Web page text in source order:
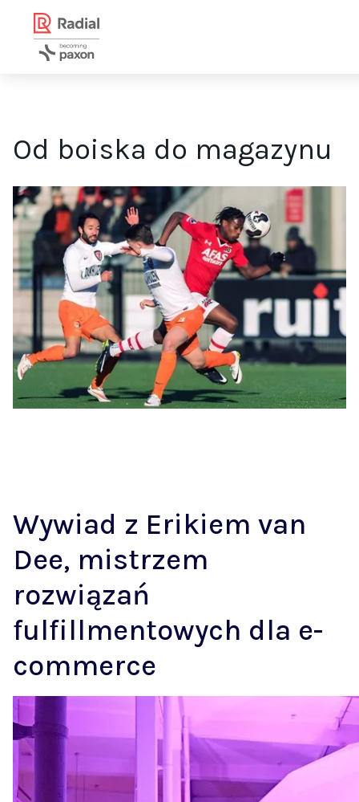
Od boiska do magazynu
Od półprofesjonalnego piłkarza do Dyrektora Sprzedaży w
Wywiad z Erikiem van
Dee, mistrzem
rozwiązań
fulfillmentowych dla e-
commerce